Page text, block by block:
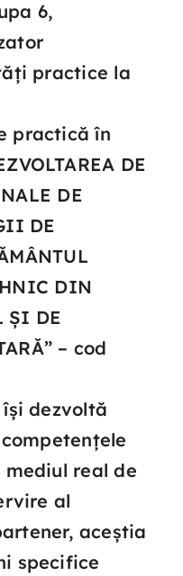
6,
practice la
practică în
DE
DE
DE
DIN
ȘI DE
– cod
își dezvoltă
real de
al
aceștia
specifice